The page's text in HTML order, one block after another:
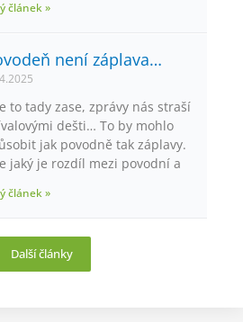
článek »
není záplava…
to tady zase, zprávy nás straší
dešti… To by mohlo
jak povodně tak záplavy.
jaký je rozdíl mezi povodní a
článek »
Další články